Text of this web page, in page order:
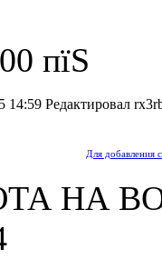
пїЅ
14:59 Редактировал
Для добавления
НА